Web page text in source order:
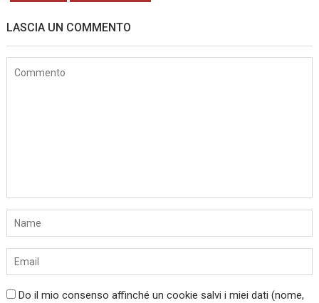
LASCIA UN COMMENTO
Do il mio consenso affinché un cookie salvi i miei dati (nome,